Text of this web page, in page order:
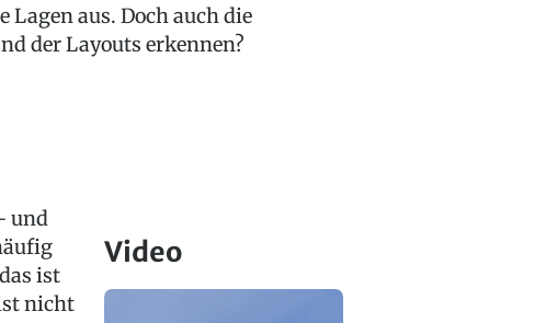
aus. Doch auch die
der Layouts erkennen?
und
ist
nicht
Video